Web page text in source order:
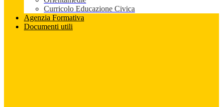
Curricolo Educazione Civica
Agenzia Formativa
Documenti utili